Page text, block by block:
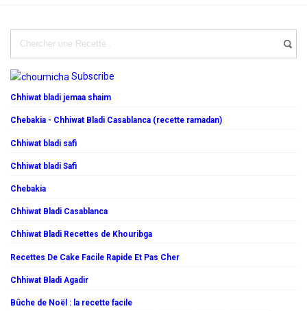
Subscribe
Chhiwat bladi jemaa shaim
Chebakia - Chhiwat Bladi Casablanca (recette ramadan)
Chhiwat bladi safi
Chhiwat bladi Safi
Chebakia
Chhiwat Bladi Casablanca
Chhiwat Bladi Recettes de Khouribga
Recettes De Cake Facile Rapide Et Pas Cher
Chhiwat Bladi Agadir
Bûche de Noël : la recette facile